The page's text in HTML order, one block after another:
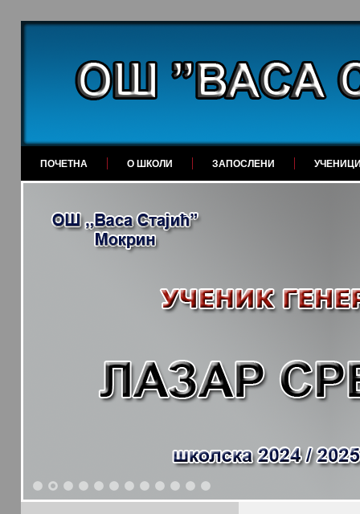
ПОЧЕТНА О ШКОЛИ ЗАПОСЛЕНИ